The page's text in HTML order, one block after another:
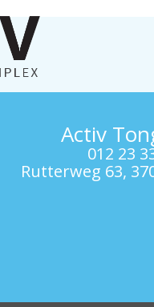
Activ
012 23
Rutterweg 63,